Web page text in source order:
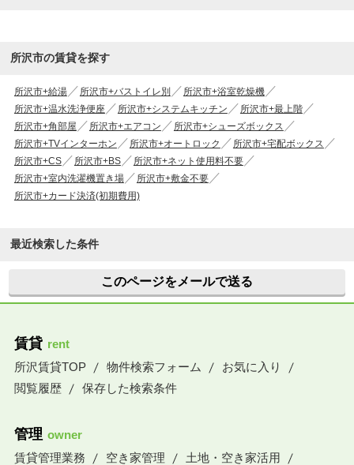
所沢市の賃貸を探す
所沢市+給湯 所沢市+バストイレ別
所沢市+浴室乾燥機
所沢市+温水洗浄便座
所沢市+システムキッチン
所沢市+最上階
所沢市+角部屋
所沢市+エアコン
所沢市+シューズボックス
所沢市+TVインターホン
所沢市+オートロック
所沢市+宅配ボックス
所沢市+CS
所沢市+BS
所沢市+ネット使用料不要
所沢市+室内洗濯機置き場
所沢市+敷金不要
所沢市+カード決済(初期費用)
最近検索した条件
このページをメールで送る
賃貸 rent
所沢賃貸TOP
物件検索フォーム
お気に入り
閲覧履歴
保存した検索条件
管理 owner
賃貸管理業務
空き家管理
土地・空き家活用